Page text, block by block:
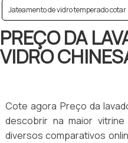
Jateamento de vidro temperado cotar
PREÇO DA
VIDRO
Cote agora Preço da
descobrir na maior
diversos comparativos